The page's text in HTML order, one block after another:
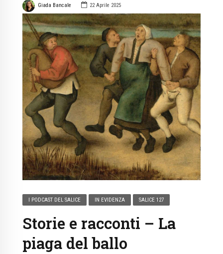
Giada Bancale 22 Aprile 2025
I PODCAST DEL SALICE IN EVIDENZA SALICE 127
Storie e racconti – La
piaga del ballo